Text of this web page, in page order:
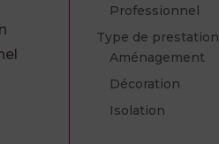
Professionnel
Type de prestation
Aménagement
Décoration
Isolation